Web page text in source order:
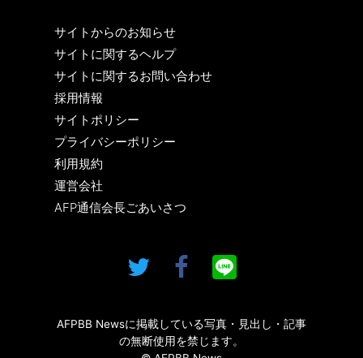
サイトからのお知らせ
サイトに関するヘルプ
サイトに関するお問い合わせ
採用情報
サイトポリシー
プライバシーポリシー
利用規約
運営会社
AFP通信会長ごあいさつ
AFPBB Newsに掲載している写真・見出し・記事
の無断使用を禁じます。